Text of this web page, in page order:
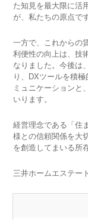
た知見を最大限に活
が、私たちの原点です
一方で、これからの
利便性の向上は、技
なりました。今後は
り、DXツールを積
ミュニケーションと
いります。
経営理念である「住
様との信頼関係を大
を創造してまいる所
三井ホームエステ